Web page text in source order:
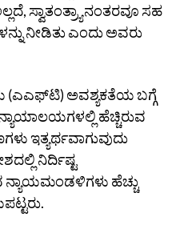
ಸ್ವಾತಂತ್ರ್ಯಾನಂತರವೂ ಸಹ
ನೀಡಿತು ಎಂದು ಅವರು
(ಎಎಫ್‌ಟಿ) ಅವಶ್ಯಕತೆಯ ಬಗ್ಗೆ
ಹೆಚ್ಚಿರುವ
ಇತ್ಯರ್ಥವಾಗುವುದು
ನಿರ್ದಿಷ್ಟ
ನ್ಯಾಯಮಂಡಳಿಗಳು ಹೆಚ್ಚು